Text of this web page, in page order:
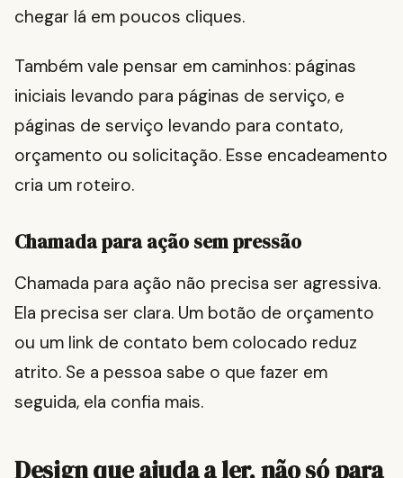
chegar lá em poucos cliques.
Também vale pensar em caminhos: páginas
iniciais levando para páginas de serviço, e
páginas de serviço levando para contato,
orçamento ou solicitação. Esse encadeamento
cria um roteiro.
Chamada para ação sem pressão
Chamada para ação não precisa ser agressiva.
Ela precisa ser clara. Um botão de orçamento
ou um link de contato bem colocado reduz
atrito. Se a pessoa sabe o que fazer em
seguida, ela confia mais.
Design que ajuda a ler, não só para